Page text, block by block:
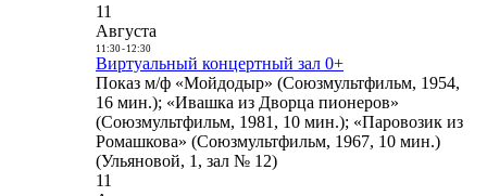
11
Августа
11:30- 12:30
Виртуальный концертный зал 0+
Показ м/ф «Мойдодыр» (Союзмультфильм, 1954,
16 мин.); «Ивашка из Дворца пионеров»
(Союзмультфильм, 1981, 10 мин.); «Паровозик из
Ромашкова» (Союзмультфильм, 1967, 10 мин.)
(Ульяновой, 1, зал № 12)
11